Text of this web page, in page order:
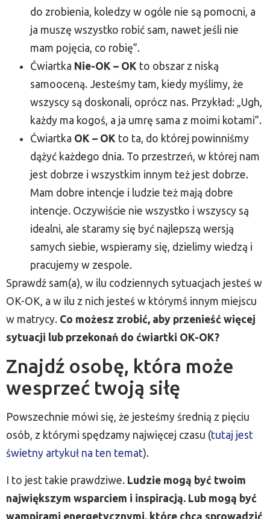
do zrobienia, koledzy w ogóle nie są pomocni, a
ja muszę wszystko robić sam, nawet jeśli nie
mam pojęcia, co robię”.
Ćwiartka Nie-OK – OK to obszar z niską
samooceną. Jesteśmy tam, kiedy myślimy, że
wszyscy są doskonali, oprócz nas. Przykład: „Ugh,
każdy ma kogoś, a ja umrę sama z moimi kotami”.
Ćwiartka OK – OK to ta, do której powinniśmy
dążyć każdego dnia. To przestrzeń, w której nam
jest dobrze i wszystkim innym też jest dobrze.
Mam dobre intencje i ludzie też mają dobre
intencje. Oczywiście nie wszystko i wszyscy są
idealni, ale staramy się być najlepszą wersją
samych siebie, wspieramy się, dzielimy wiedzą i
pracujemy w zespole.
Sprawdź sam(a), w ilu codziennych sytuacjach jesteś w
OK-OK, a w ilu z nich jesteś w którymś innym miejscu
w matrycy. Co możesz zrobić, aby przenieść więcej
sytuacji lub przekonań do ćwiartki OK-OK?
Znajdź osobę, która może
wesprzeć twoją siłę
Powszechnie mówi się, że jesteśmy średnią z pięciu
osób, z którymi spędzamy najwięcej czasu (tutaj jest
świetny artykuł na ten temat).
I to jest takie prawdziwe. Ludzie mogą być twoim
największym wsparciem i inspiracją. Lub mogą być
wampirami energetycznymi, które chcą sprowadzić